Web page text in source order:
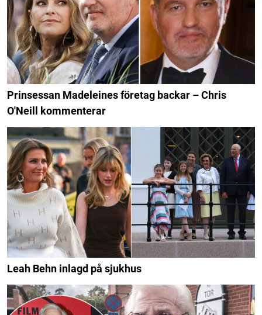
Prinsessan Madeleines företag backar – Chris
O'Neill kommenterar
Leah Behn inlagd på sjukhus